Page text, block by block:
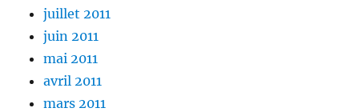
juillet 2011
juin 2011
mai 2011
avril 2011
mars 2011